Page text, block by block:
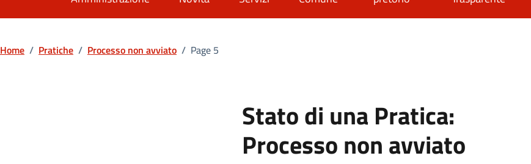
Home / Pratiche / Processo non avviato / Page 5
Stato di una Pratica:
Processo non avviato